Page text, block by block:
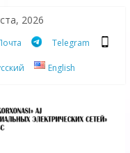
2026
Telegram
English